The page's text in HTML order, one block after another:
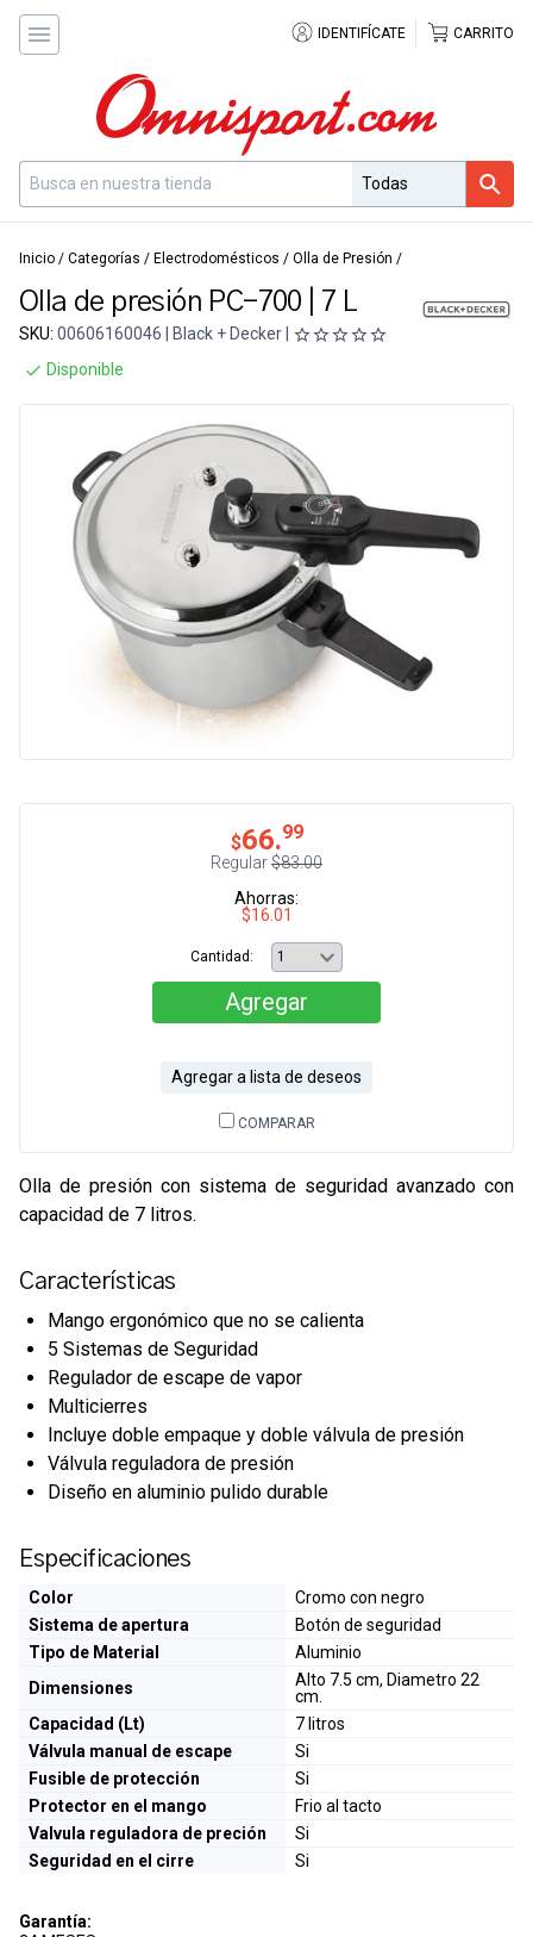
IDENTIFÍCATE CARRITO
Inicio / Categorías / Electrodomésticos / Olla de Presión /
Olla de presión PC-700 | 7 L
SKU: 00606160046 | Black + Decker |
Disponible
$66.99
Regular$83.00
Ahorras:
$16.01
Cantidad:
Agregar
Agregar a lista de deseos
COMPARAR
Olla de presión con sistema de seguridad avanzado con
capacidad de 7 litros.
Características
Mango ergonómico que no se calienta
5 Sistemas de Seguridad
Regulador de escape de vapor
Multicierres
Incluye doble empaque y doble válvula de presión
Válvula reguladora de presión
Diseño en aluminio pulido durable
Especificaciones
Color
Cromo con negro
Sistema de apertura
Botón de seguridad
Tipo de Material
Aluminio
Dimensiones
Alto 7.5 cm, Diametro 22
cm.
Capacidad (Lt)
7 litros
Válvula manual de escape
Si
Fusible de protección
Si
Protector en el mango
Frio al tacto
Valvula reguladora de preción
Si
Seguridad en el cirre
Si
Garantía: